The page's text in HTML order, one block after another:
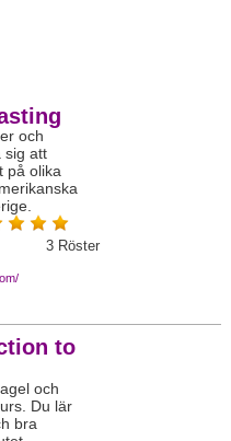
och
sig att
på olika
3 Röster
to
och
Du lär
bra